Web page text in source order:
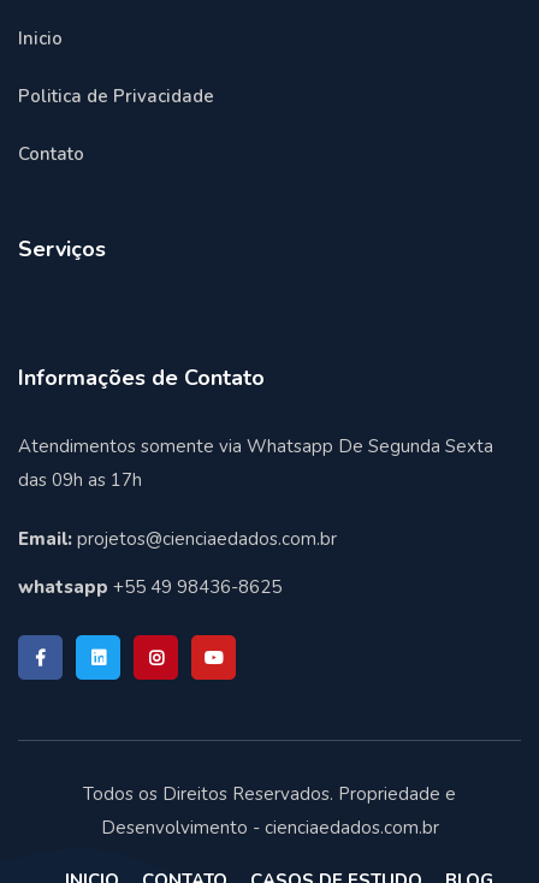
Inicio
Politica de Privacidade
Contato
Serviços
Informações de Contato
Atendimentos somente via Whatsapp De Segunda Sexta
das 09h as 17h
Email: projetos@cienciaedados.com.br
whatsapp +55 49 98436-8625
Todos os Direitos Reservados. Propriedade e
Desenvolvimento - cienciaedados.com.br